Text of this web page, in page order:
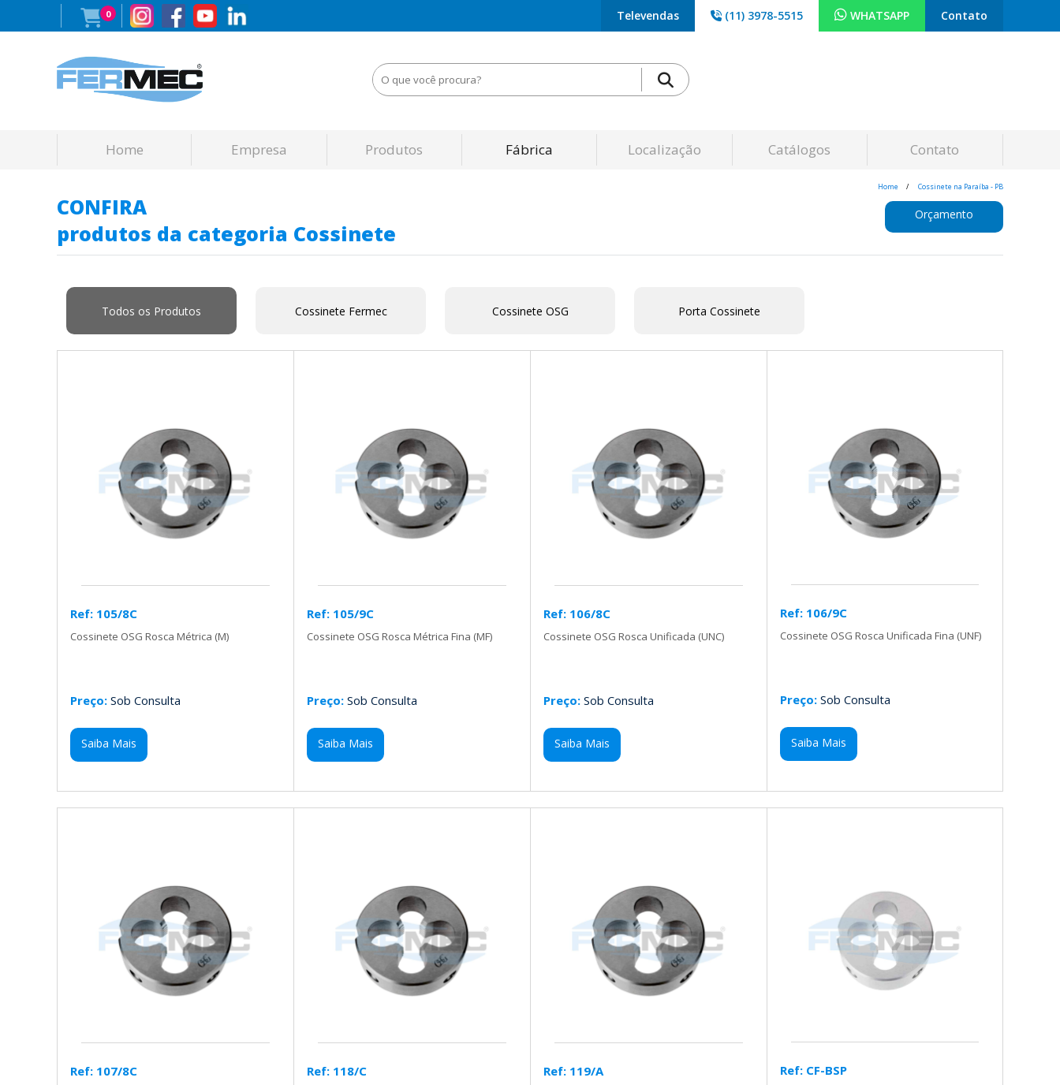
0 Contato
WHATSAPP
(11) 3978-5515
Televendas
Home Empresa Produtos Fábrica Localização Catálogos Contato
Home Cossinete na Paraíba - PB
CONFIRA
produtos da categoria Cossinete
Orçamento
Todos os Produtos Cossinete Fermec Cossinete OSG Porta Cossinete
Ref: 105/8C
Cossinete OSG Rosca Métrica (M)
Preço: Sob Consulta
Saiba Mais
Ref: 105/9C
Cossinete OSG Rosca Métrica Fina (MF)
Preço: Sob Consulta
Saiba Mais
Ref: 106/8C
Cossinete OSG Rosca Unificada (UNC)
Preço: Sob Consulta
Saiba Mais
Ref: 106/9C
Cossinete OSG Rosca Unificada Fina (UNF)
Preço: Sob Consulta
Saiba Mais
Ref: 107/8C Ref: 118/C Ref: 119/A Ref: CF-BSP